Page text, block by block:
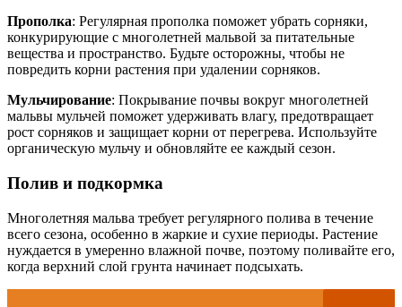
Прополка: Регулярная прополка поможет убрать сорняки,
конкурирующие с многолетней мальвой за питательные
вещества и пространство. Будьте осторожны, чтобы не
повредить корни растения при удалении сорняков.
Мульчирование: Покрывание почвы вокруг многолетней
мальвы мульчей поможет удерживать влагу, предотвращает
рост сорняков и защищает корни от перегрева. Используйте
органическую мульчу и обновляйте ее каждый сезон.
Полив и подкормка
Многолетняя мальва требует регулярного полива в течение
всего сезона, особенно в жаркие и сухие периоды. Растение
нуждается в умеренно влажной почве, поэтому поливайте его,
когда верхний слой грунта начинает подсыхать.